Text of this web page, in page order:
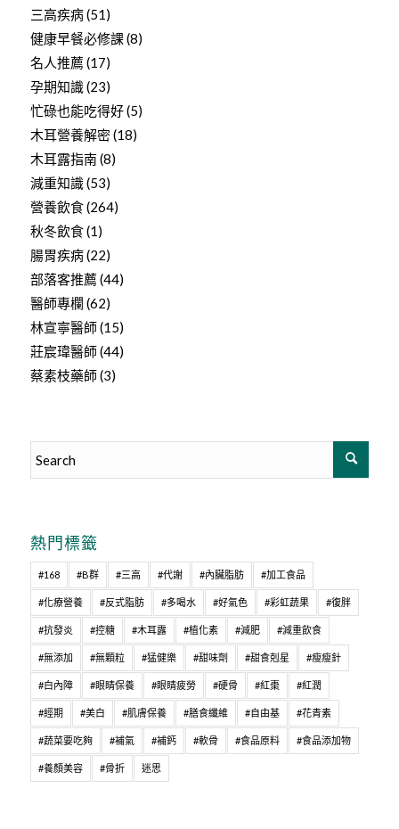
三高疾病(51)
健康早餐必修課(8)
名人推薦 (17)
孕期知識(23)
忙碌也能吃得好(5)
木耳營養解密(18)
木耳露指南(8)
減重知識(53)
營養飲食(264)
秋冬飲食(1)
腸胃疾病(22)
部落客推薦 (44)
醫師專欄 (62)
林宣寧醫師(15)
莊宸瑋醫師(44)
蔡素枝藥師(3)
熱門標籤
#168 #B群 #三高 #代謝 #內臟脂肪 #加工食品
#化療營養 #反式脂肪 #多喝水 #好氣色 #彩虹蔬果 #復胖
#抗發炎 #控糖 #木耳露 #植化素 #減肥 #減重飲食
#無添加 #無顆粒 #猛健樂 #甜味劑 #甜食剋星 #瘦瘦針
#白內障 #眼睛保養 #眼睛疲勞 #硬骨 #紅棗 #紅潤
#經期 #美白 #肌膚保養 #膳食纖維 #自由基 #花青素
#蔬菜要吃夠 #補氣 #補鈣 #軟骨 #食品原料 #食品添加物
#養顏美容 #骨折 迷思